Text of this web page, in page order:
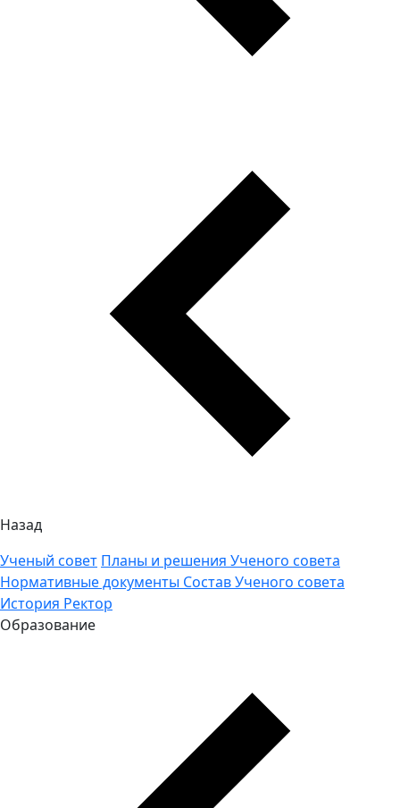
Назад
Ученый совет Планы и решения Ученого совета
Нормативные документы Состав Ученого совета
История Ректор
Образование